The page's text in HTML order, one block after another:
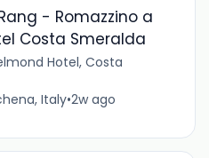
- Romazzino a
Costa Smeralda
Hotel, Costa
Italy•2w ago